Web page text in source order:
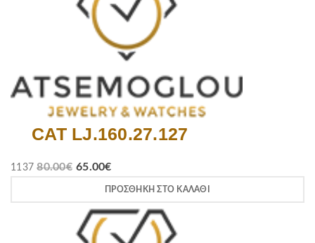
CAT LJ.160.27.127
1137 80.00€ 65.00€
ΠΡΟΣΘΉΚΗ ΣΤΟ ΚΑΛΆΘΙ